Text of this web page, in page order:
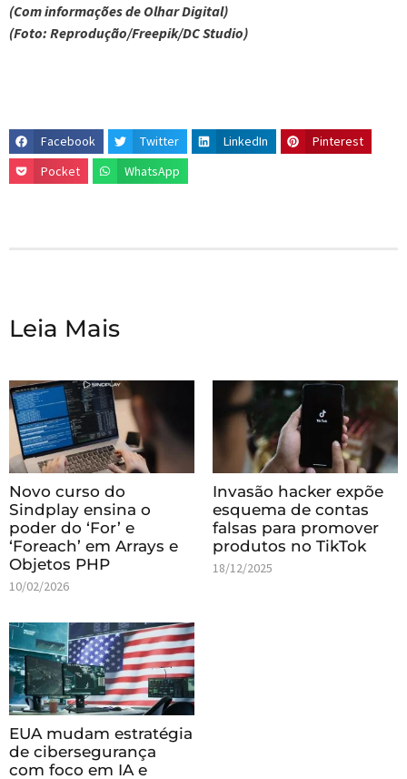
(Com informações de Olhar Digital)
(Foto: Reprodução/Freepik/DC Studio)
Facebook Twitter LinkedIn
Pinterest
Pocket
WhatsApp
Leia Mais
Novo curso do
Sindplay ensina o
poder do ‘For’ e
‘Foreach’ em Arrays e
Objetos PHP
10/02/2026
Invasão hacker expõe
esquema de contas
falsas para promover
produtos no TikTok
18/12/2025
EUA mudam estratégia
de cibersegurança
com foco em IA e